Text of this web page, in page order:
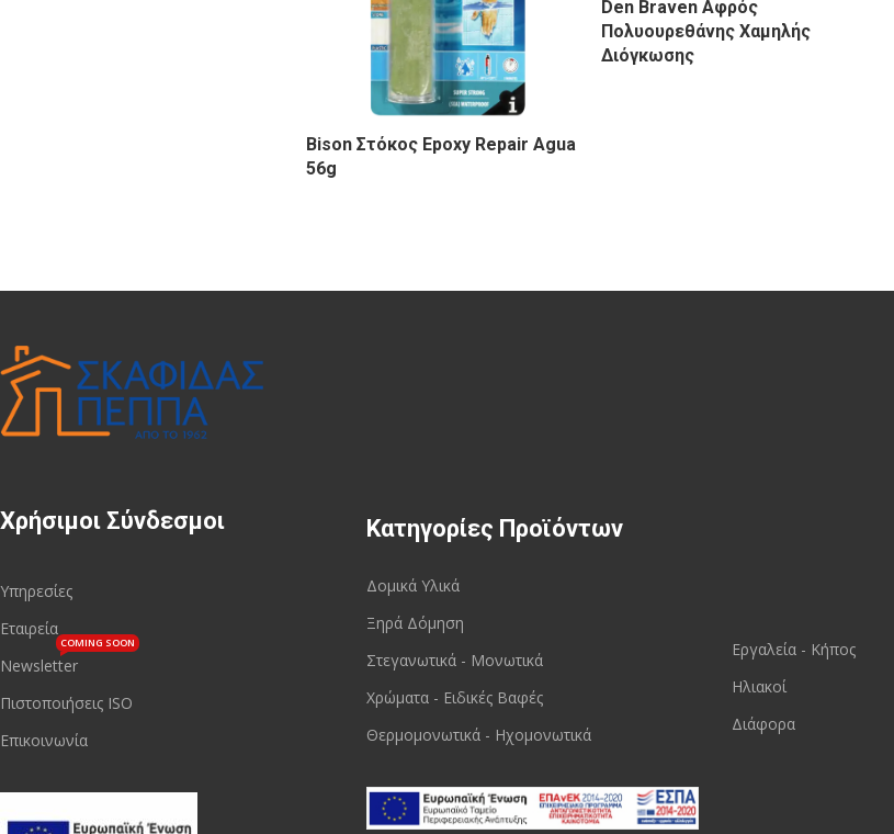
Bison Στόκος Epoxy Repair Agua
56g
Den Braven Αφρός
Πολυουρεθάνης Χαμηλής
Διόγκωσης
Χρήσιμοι Σύνδεσμοι
Υπηρεσίες
Εταιρεία
Newsletter
COMING SOON
Πιστοποιήσεις ISO
Επικοινωνία
Κατηγορίες Προϊόντων
Δομικά Υλικά
Ξηρά Δόμηση
Στεγανωτικά - Μονωτικά
Χρώματα - Ειδικές Βαφές
Θερμομονωτικά - Ηχομονωτικά
Εργαλεία - Κήπος
Ηλιακοί
Διάφορα